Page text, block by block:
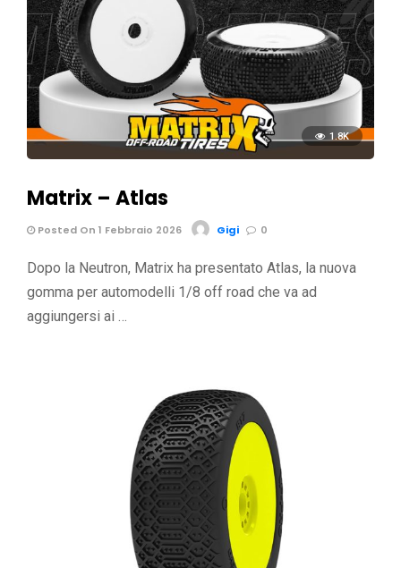
1.8K
Matrix – Atlas
Posted On 1 Febbraio 2026 Gigi 0
Dopo la Neutron, Matrix ha presentato Atlas, la nuova
gomma per automodelli 1/8 off road che va ad
aggiungersi ai …